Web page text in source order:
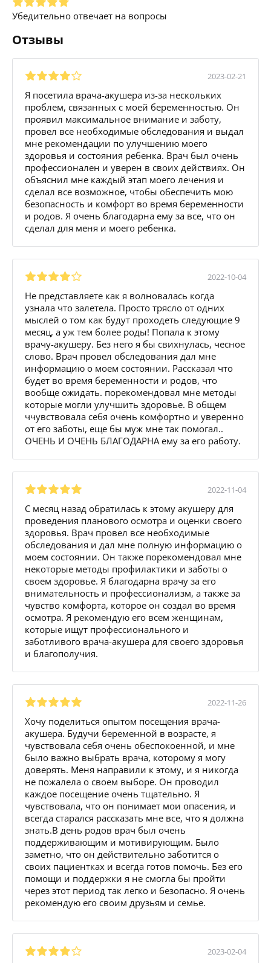
Убедительно отвечает на вопросы
Отзывы
2023-02-21
Я посетила врача-акушера из-за нескольких
проблем, связанных с моей беременностью. Он
проявил максимальное внимание и заботу,
провел все необходимые обследования и выдал
мне рекомендации по улучшению моего
здоровья и состояния ребенка. Врач был очень
профессионален и уверен в своих действиях. Он
объяснил мне каждый этап моего лечения и
сделал все возможное, чтобы обеспечить мою
безопасность и комфорт во время беременности
и родов. Я очень благодарна ему за все, что он
сделал для меня и моего ребенка.
2022-10-04
Не представляете как я волновалась когда
узнала что залетела. Просто трясло от одних
мыслей о том как будут проходеть следующие 9
месяц, а уж тем более роды! Попала к этому
врачу-акушеру. Без него я бы свихнулась, чесное
слово. Врач провел обследования дал мне
информацию о моем состоянии. Рассказал что
будет во время беременности и родов, что
вообще ожидать. порекомендовал мне методы
которые могли улучшить здоровье. В общем
ччувствовала себя очень комфортно и уверенно
от его заботы, еще бы муж мне так помогал..
ОЧЕНЬ И ОЧЕНЬ БЛАГОДАРНА ему за его работу.
2022-11-04
С месяц назад обратилась к этому акушеру для
проведения планового осмотра и оценки своего
здоровья. Врач провел все необходимые
обследования и дал мне полную информацию о
моем состоянии. Он также порекомендовал мне
некоторые методы профилактики и заботы о
своем здоровье. Я благодарна врачу за его
внимательность и профессионализм, а также за
чувство комфорта, которое он создал во время
осмотра. Я рекомендую его всем женщинам,
которые ищут профессионального и
заботливого врача-акушера для своего здоровья
и благополучия.
2022-11-26
Хочу поделиться опытом посещения врача-
акушера. Будучи беременной в возрасте, я
чувствовала себя очень обеспокоенной, и мне
было важно выбрать врача, которому я могу
доверять. Меня направили к этому, и я никогда
не пожалела о своем выборе. Он проводил
каждое посещение очень тщательно. Я
чувствовала, что он понимает мои опасения, и
всегда старался рассказать мне все, что я должна
знать.В день родов врач был очень
поддерживающим и мотивирующим. Было
заметно, что он действительно заботится о
своих пациентках и всегда готов помочь. Без его
помощи и поддержки я не смогла бы пройти
через этот период так легко и безопасно. Я очень
рекомендую его своим друзьям и семье.
2023-02-04